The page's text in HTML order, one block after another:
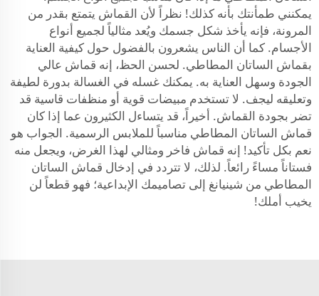
يمكنني طمأنتك بأنه كذلك! نظراً لأن القماش يتمتع بقدر من
المرونة، فإنه يأخذ شكل جسمك ويُعد مثالياً لجميع أنواع
الأجسام. كما أن الناس يشعرون بالفضول حول كيفية العناية
بقماش الساتان المطاطي. لحسن الحظ، إنه قماش عالي
الجودة وسهل العناية به. يمكنك غسله في الغسالة بدورة لطيفة
وتعليقه ليجف. لا تستخدم مبيضات قوية أو منظفات قاسية قد
تضر بجودة القماش. أخيراً، قد يتساءل الكثيرون عما إذا كان
قماش الساتان المطاطي مناسباً للملابس الرسمية. الجواب هو
نعم بكل تأكيد! إنه قماش فاخر ومثالي لهذا الغرض، ويجعل منه
فستاناً مساءً رائعاً. لذلك، لا تتردد في إدخال قماش الساتان
المطاطي من شينيانغ إلى تصاميمك الإبداعية؛ فهو قطعاً لن
يخيب أملك!